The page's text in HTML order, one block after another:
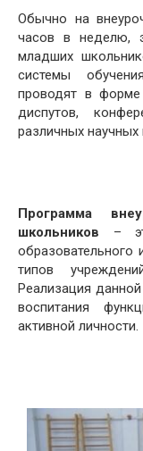
Обычно на
часов в неделю,
младших
системы
проводят в форме
диспутов,
различных научных
Программа
школьников –
образовательного
типов
Реализация
воспитания
активной личности.